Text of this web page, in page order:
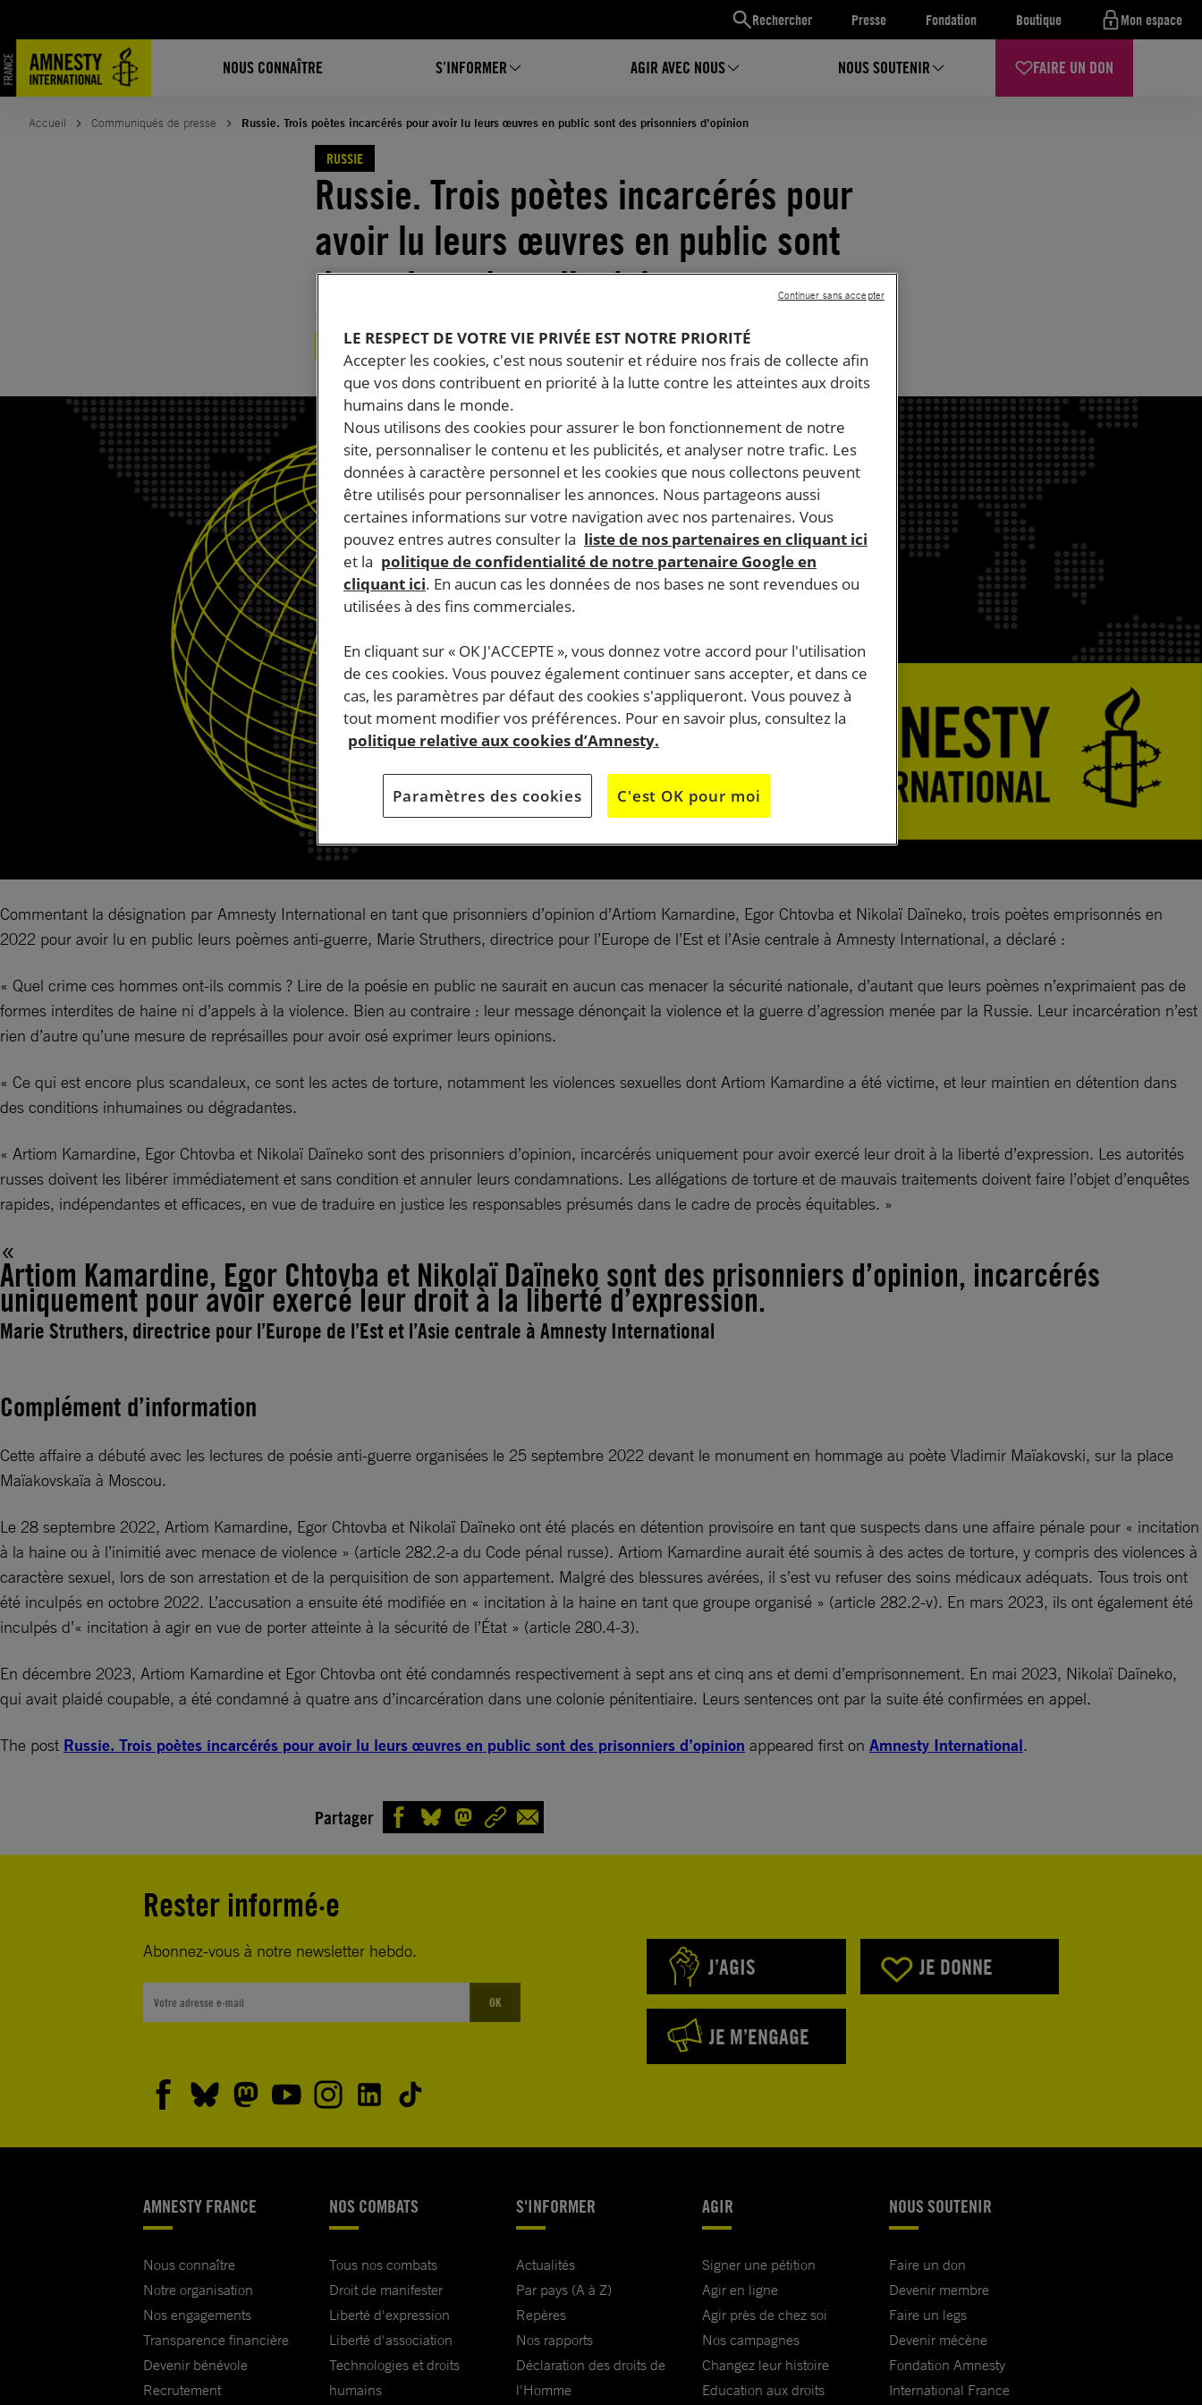
Rechercher Presse Fondation Boutique Mon espace
NOUS CONNAÎTRE S’INFORMER AGIR AVEC NOUS NOUS SOUTENIR FAIRE UN DON
contenu
Accueil Communiqués de presse Russie. Trois poètes incarcérés pour avoir lu leurs œuvres en public sont des prisonniers d’opinion
RUSSIE
Russie. Trois poètes incarcérés pour
avoir lu leurs œuvres en public sont
des prisonniers d’opinion
RUSSIE
LIBERTÉ D'EXPRESSION
Commentant la désignation par Amnesty International en tant que prisonniers d’opinion d’Artiom Kamardine, Egor Chtovba et Nikolaï Daïneko, trois poètes emprisonnés en
2022 pour avoir lu en public leurs poèmes anti-guerre, Marie Struthers, directrice pour l’Europe de l’Est et l’Asie centrale à Amnesty International, a déclaré :
« Quel crime ces hommes ont-ils commis ? Lire de la poésie en public ne saurait en aucun cas menacer la sécurité nationale, d’autant que leurs poèmes n’exprimaient pas de
formes interdites de haine ni d’appels à la violence. Bien au contraire : leur message dénonçait la violence et la guerre d’agression menée par la Russie. Leur incarcération n’est
rien d’autre qu’une mesure de représailles pour avoir osé exprimer leurs opinions.
« Ce qui est encore plus scandaleux, ce sont les actes de torture, notamment les violences sexuelles dont Artiom Kamardine a été victime, et leur maintien en détention dans
des conditions inhumaines ou dégradantes.
« Artiom Kamardine, Egor Chtovba et Nikolaï Daïneko sont des prisonniers d’opinion, incarcérés uniquement pour avoir exercé leur droit à la liberté d’expression. Les autorités
russes doivent les libérer immédiatement et sans condition et annuler leurs condamnations. Les allégations de torture et de mauvais traitements doivent faire l’objet d’enquêtes
rapides, indépendantes et efficaces, en vue de traduire en justice les responsables présumés dans le cadre de procès équitables. »
Artiom Kamardine, Egor Chtovba et Nikolaï Daïneko sont des prisonniers d’opinion, incarcérés
uniquement pour avoir exercé leur droit à la liberté d’expression.
Marie Struthers, directrice pour l’Europe de l’Est et l’Asie centrale à Amnesty International
Complément d’information
Cette affaire a débuté avec les lectures de poésie anti-guerre organisées le 25 septembre 2022 devant le monument en hommage au poète Vladimir Maïakovski, sur la place
Maïakovskaïa à Moscou.
Le 28 septembre 2022, Artiom Kamardine, Egor Chtovba et Nikolaï Daïneko ont été placés en détention provisoire en tant que suspects dans une affaire pénale pour « incitation
à la haine ou à l’inimitié avec menace de violence » (article 282.2-a du Code pénal russe). Artiom Kamardine aurait été soumis à des actes de torture, y compris des violences à
caractère sexuel, lors de son arrestation et de la perquisition de son appartement. Malgré des blessures avérées, il s’est vu refuser des soins médicaux adéquats. Tous trois ont
été inculpés en octobre 2022. L’accusation a ensuite été modifiée en « incitation à la haine en tant que groupe organisé » (article 282.2-v). En mars 2023, ils ont également été
inculpés d’« incitation à agir en vue de porter atteinte à la sécurité de l’État » (article 280.4-3).
En décembre 2023, Artiom Kamardine et Egor Chtovba ont été condamnés respectivement à sept ans et cinq ans et demi d’emprisonnement. En mai 2023, Nikolaï Daïneko,
qui avait plaidé coupable, a été condamné à quatre ans d’incarcération dans une colonie pénitentiaire. Leurs sentences ont par la suite été confirmées en appel.
The post Russie. Trois poètes incarcérés pour avoir lu leurs œuvres en public sont des prisonniers d’opinion appeared first on Amnesty International.
Partager
Rester informé·e
Abonnez-vous à notre newsletter hebdo.
OK
J’AGIS JE DONNE
JE M’ENGAGE
AMNESTY FRANCE
Nous connaître
Notre organisation
Nos engagements
Transparence financière
Devenir bénévole
Recrutement
NOS COMBATS
Tous nos combats
Droit de manifester
Liberté d'expression
Liberté d'association
Technologies et droits
humains
S'INFORMER
Actualités
Par pays (A à Z)
Repères
Nos rapports
Déclaration des droits de
l'Homme
AGIR
Signer une pétition
Agir en ligne
Agir près de chez soi
Nos campagnes
Changez leur histoire
Education aux droits
NOUS SOUTENIR
Faire un don
Devenir membre
Faire un legs
Devenir mécène
Fondation Amnesty
International France
LE RESPECT DE VOTRE VIE PRIVÉE EST NOTRE PRIORITÉ
Accepter les cookies, c'est nous soutenir et réduire nos frais de collecte afin
que vos dons contribuent en priorité à la lutte contre les atteintes aux droits
humains dans le monde.
Nous utilisons des cookies pour assurer le bon fonctionnement de notre
site, personnaliser le contenu et les publicités, et analyser notre trafic. Les
données à caractère personnel et les cookies que nous collectons peuvent
être utilisés pour personnaliser les annonces. Nous partageons aussi
certaines informations sur votre navigation avec nos partenaires. Vous
pouvez entres autres consulter la liste de nos partenaires en cliquant ici
et la politique de confidentialité de notre partenaire Google en
cliquant ici. En aucun cas les données de nos bases ne sont revendues ou
utilisées à des fins commerciales.
En cliquant sur « OK J'ACCEPTE », vous donnez votre accord pour l'utilisation
de ces cookies. Vous pouvez également continuer sans accepter, et dans ce
cas, les paramètres par défaut des cookies s'appliqueront. Vous pouvez à
tout moment modifier vos préférences. Pour en savoir plus, consultez la
politique relative aux cookies d’Amnesty.
Paramètres des cookies C'est OK pour moi
Continuer sans accepter